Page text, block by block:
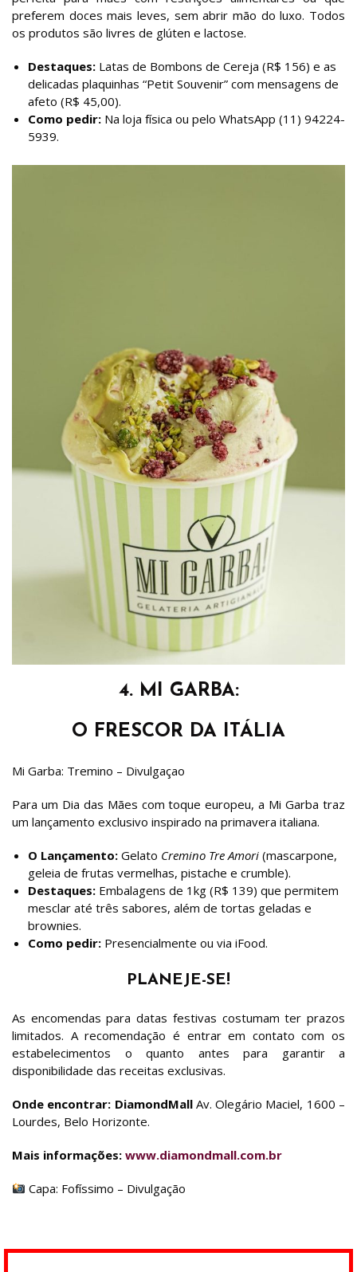
preferem doces mais leves, sem abrir mão do luxo. Todos
os produtos são livres de glúten e lactose.
Destaques: Latas de Bombons de Cereja (R$ 156) e as
delicadas plaquinhas “Petit Souvenir” com mensagens de
afeto (R$ 45,00).
Como pedir: Na loja física ou pelo WhatsApp (11) 94224-
5939.
4. MI GARBA:
O FRESCOR DA ITÁLIA
Mi Garba: Tremino – Divulgaçao
Para um Dia das Mães com toque europeu, a Mi Garba traz
um lançamento exclusivo inspirado na primavera italiana.
O Lançamento: Gelato Cremino Tre Amori (mascarpone,
geleia de frutas vermelhas, pistache e crumble).
Destaques: Embalagens de 1kg (R$ 139) que permitem
mesclar até três sabores, além de tortas geladas e
brownies.
Como pedir: Presencialmente ou via iFood.
PLANEJE-SE!
As encomendas para datas festivas costumam ter prazos
limitados. A recomendação é entrar em contato com os
estabelecimentos o quanto antes para garantir a
disponibilidade das receitas exclusivas.
Onde encontrar: DiamondMallAv. Olegário Maciel, 1600 –
Lourdes, Belo Horizonte.
Mais informações: www.diamondmall.com.br
Capa: Fofíssimo – Divulgação